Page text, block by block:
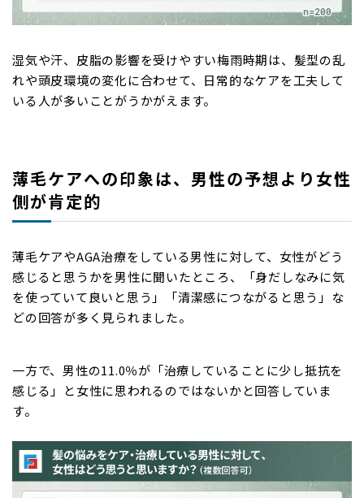
湿気や汗、皮脂の影響を受けやすい梅雨時期は、髪型の乱
れや頭皮環境の変化に合わせて、日常的なケアを工夫して
いる人が多いことがうかがえます。
薄毛ケアへの印象は、男性の予想より女性
側が肯定的
薄毛ケアやAGA治療をしている男性に対して、女性がどう
感じると思うかを男性に聞いたところ、「身だしなみに気
を使っていて良いと思う」「清潔感につながると思う」な
どの回答が多く見られました。
一方で、男性の11.0％が「治療していることに少し抵抗を
感じる」と女性に思われるのではないかと回答していま
す。